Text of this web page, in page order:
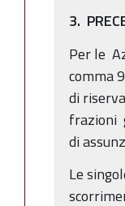
3.
Per le
comma
di
frazioni
di
Le